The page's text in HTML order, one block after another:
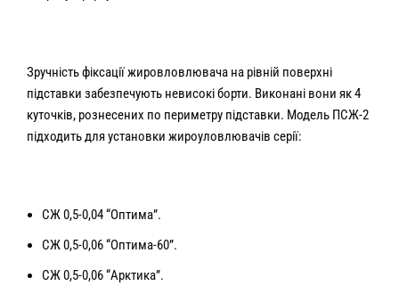
Зручність фіксації жировловлювача на рівній поверхні
підставки забезпечують невисокі борти. Виконані вони як 4
куточків, рознесених по периметру підставки. Модель ПСЖ-2
підходить для установки жироуловлювачів серії:
СЖ 0,5-0,04 “Оптима”.
СЖ 0,5-0,06 “Оптима-60”.
СЖ 0,5-0,06 “Арктика”.